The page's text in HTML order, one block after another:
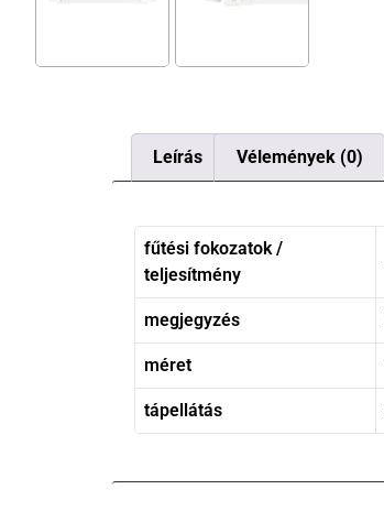
Leírás Vélemények (0)
fűtési fokozatok /
teljesítmény
megjegyzés
méret
tápellátás